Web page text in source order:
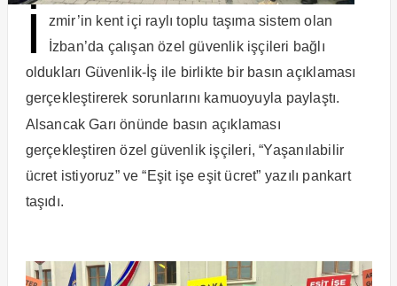
İ
zmir’in kent içi raylı toplu taşıma sistem olan
İzban’da çalışan özel güvenlik işçileri bağlı
oldukları Güvenlik-İş ile birlikte bir basın açıklaması
gerçekleştirerek sorunlarını kamuoyuyla paylaştı.
Alsancak Garı önünde basın açıklaması
gerçekleştiren özel güvenlik işçileri, “Yaşanılabilir
ücret istiyoruz” ve “Eşit işe eşit ücret” yazılı pankart
taşıdı.